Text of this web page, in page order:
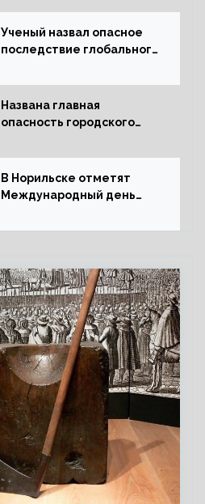
Ученый назвал опасное
последствие глобального
Названа главная
опасность городского
В Норильске отметят
Международный день